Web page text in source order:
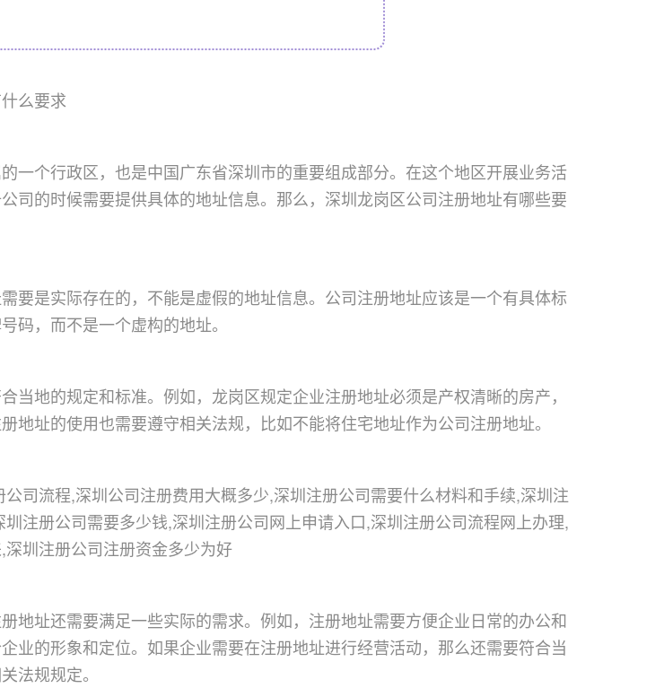
么要求
一个行政区，也是中国广东省深圳市的重要组成部分。在这个地区开展业务活
司的时候需要提供具体的地址信息。那么，深圳龙岗区公司注册地址有哪些要
要是实际存在的，不能是虚假的地址信息。公司注册地址应该是一个有具体标
码，而不是一个虚构的地址。
当地的规定和标准。例如，龙岗区规定企业注册地址必须是产权清晰的房产，
地址的使用也需要遵守相关法规，比如不能将住宅地址作为公司注册地址。
司流程,深圳公司注册费用大概多少,深圳注册公司需要什么材料和手续,深圳注
注册公司需要多少钱,深圳注册公司网上申请入口,深圳注册公司流程网上办理,
圳注册公司注册资金多少为好
地址还需要满足一些实际的需求。例如，注册地址需要方便企业日常的办公和
业的形象和定位。如果企业需要在注册地址进行经营活动，那么还需要符合当
法规规定。